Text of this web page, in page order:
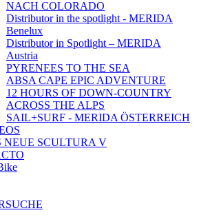
NACH COLORADO
Distributor in the spotlight - MERIDA
Benelux
Distributor in Spotlight – MERIDA
Austria
PYRENEES TO THE SEA
ABSA CAPE EPIC ADVENTURE
12 HOURS OF DOWN-COUNTRY
ACROSS THE ALPS
SAIL+SURF - MERIDA ÖSTERREICH
NEUE SCULTURA V